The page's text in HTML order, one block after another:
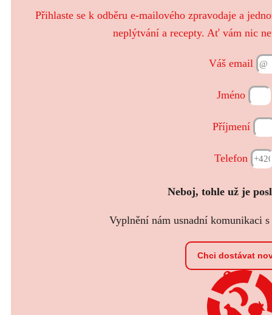
Přihlaste se k odběru e-mailového zpravodaje a
neplýtvání a recepty. Ať vám nic
Váš email
Jméno
Příjmení
Telefon
Neboj, tohle už je
Vyplnění nám usnadní komunikaci
Chci dostávat